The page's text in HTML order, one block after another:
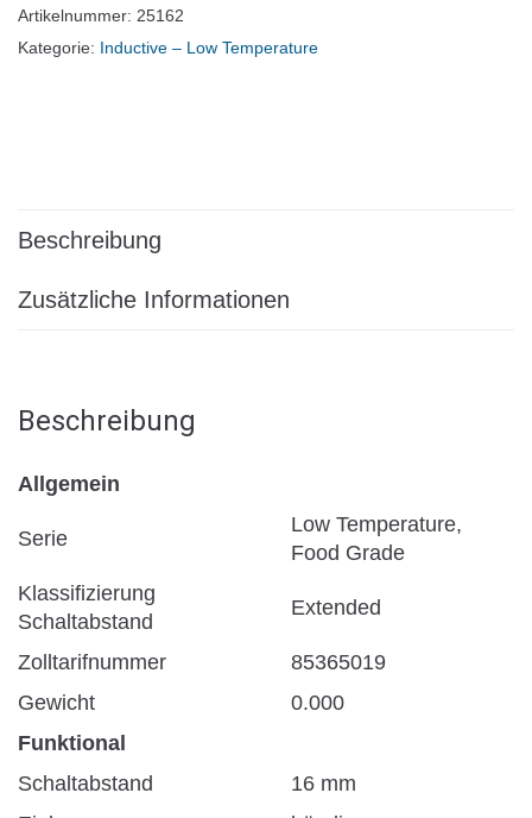
Artikelnummer: 25162
Kategorie: Inductive – Low Temperature
Beschreibung
Zusätzliche Informationen
Beschreibung
Allgemein
Serie
Low Temperature,
Food Grade
Klassifizierung
Schaltabstand
Extended
Zolltarifnummer
85365019
Gewicht
0.000
Funktional
Schaltabstand
16 mm